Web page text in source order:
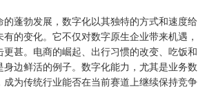
的蓬勃发展，数字化以其独特的方式和速度给
的变化。它不仅对数字原生企业带来机遇，
更甚。电商的崛起、出行习惯的改变、吃饭和
身边鲜活的例子。数字化能力，尤其是业务数
成为传统行业能否在当前赛道上继续保持竞争